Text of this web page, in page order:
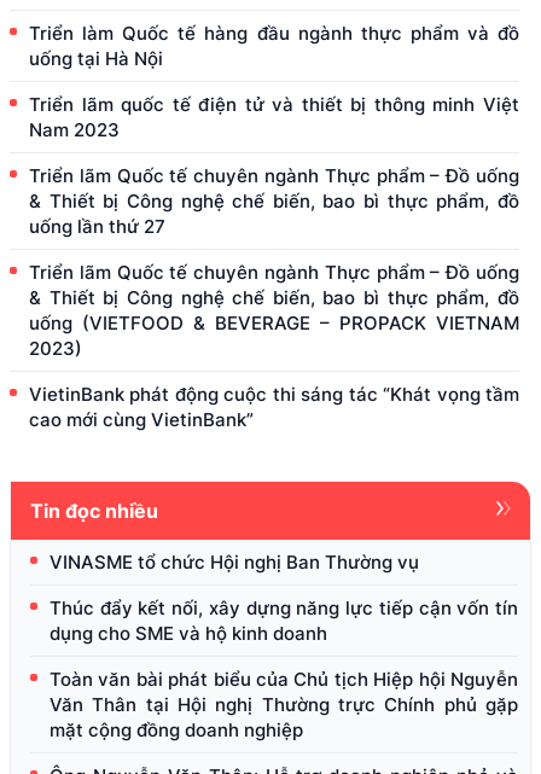
Triển làm Quốc tế hàng đầu ngành thực phẩm và đồ
uống tại Hà Nội
Triển lãm quốc tế điện tử và thiết bị thông minh Việt
Nam 2023
Triển lãm Quốc tế chuyên ngành Thực phẩm – Đồ uống
& Thiết bị Công nghệ chế biến, bao bì thực phẩm, đồ
uống lần thứ 27
Triển lãm Quốc tế chuyên ngành Thực phẩm – Đồ uống
& Thiết bị Công nghệ chế biến, bao bì thực phẩm, đồ
uống (VIETFOOD & BEVERAGE – PROPACK VIETNAM
2023)
VietinBank phát động cuộc thi sáng tác “Khát vọng tầm
cao mới cùng VietinBank”
Tin đọc nhiều
VINASME tổ chức Hội nghị Ban Thường vụ
Thúc đẩy kết nối, xây dựng năng lực tiếp cận vốn tín
dụng cho SME và hộ kinh doanh
Toàn văn bài phát biểu của Chủ tịch Hiệp hội Nguyễn
Văn Thân tại Hội nghị Thường trực Chính phủ gặp
mặt cộng đồng doanh nghiệp